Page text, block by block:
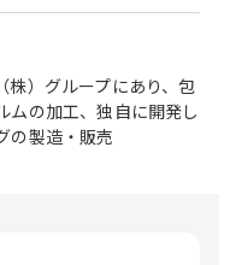
株）グループにあり、包
ムの加工、独自に開発し
ングの製造・販売